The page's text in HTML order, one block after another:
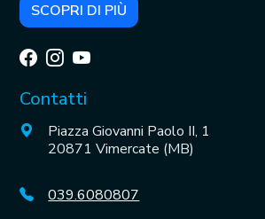
SCOPRI DI PIÙ
Contatti
Piazza Giovanni Paolo II, 1
20871 Vimercate (MB)
039.6080807